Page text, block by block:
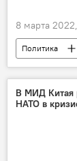
8 марта
Политика
В МИД Китая
НАТО в